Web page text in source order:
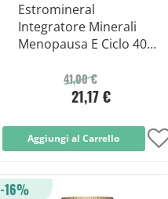
Estromineral
Integratore Minerali
Menopausa E Ciclo 40
41,00 €
21,17 €
Aggiungi al Carrello
-16%